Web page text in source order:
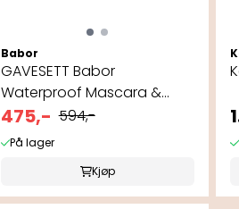
Babor
GAVESETT Babor
Waterproof Mascara &
Heavy Makeup ...
475,- 594,-
På lager
Kjøp